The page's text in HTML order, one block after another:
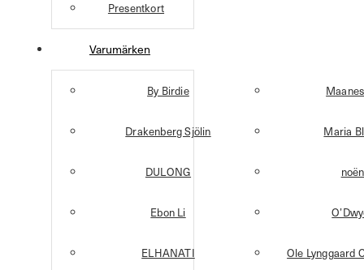
Presentkort
Varumärken
By Birdie
Drakenberg Sjölin
DULONG
Ebon Li
ELHANATI
Maria
noën
Ole Lynggaard